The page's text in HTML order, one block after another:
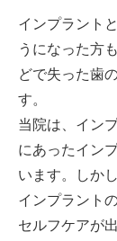
インプラント
うになった方
どで失った歯
す。
当院は、イン
にあったイン
います。しか
インプラント
セルフケアが